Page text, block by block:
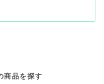
商品を探す